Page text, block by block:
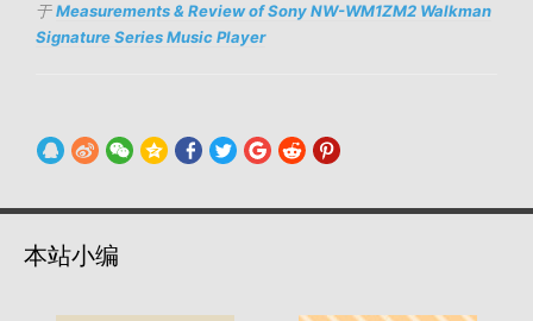
于Measurements & Review of Sony NW-WM1ZM2 Walkman
Signature Series Music Player
本站小编